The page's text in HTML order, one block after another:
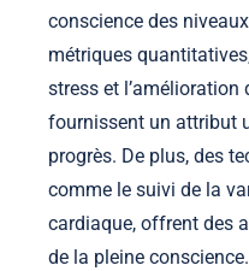
conscience des
métriques
stress et l’amélioration
fournissent un attribut
progrès. De plus, des
comme le suivi de la
cardiaque, offrent des
de la pleine